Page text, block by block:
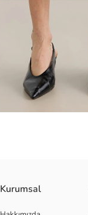
Kurumsal